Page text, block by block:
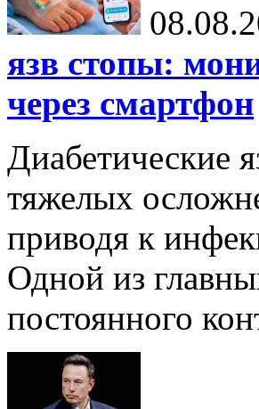
язв стопы:
через смартфон
Диабетические
тяжелых
приводя к
Одной из
постоянного